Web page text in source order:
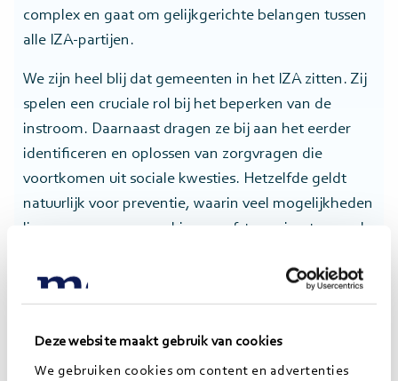
Deze website maakt gebruik van cookies
We gebruiken cookies om content en advertenties
complex en gaat om gelijkgerichte belangen tussen
alle IZA-partijen.
We zijn heel blij dat gemeenten in het IZA zitten. Zij
spelen een cruciale rol bij het beperken van de
instroom. Daarnaast dragen ze bij aan het eerder
identificeren en oplossen van zorgvragen die
voortkomen uit sociale kwesties. Hetzelfde geldt
natuurlijk voor preventie, waarin veel mogelijkheden
liggen voor samenwerking en afstemming tussen de
De zorg op de lange termijn
anders organiseren